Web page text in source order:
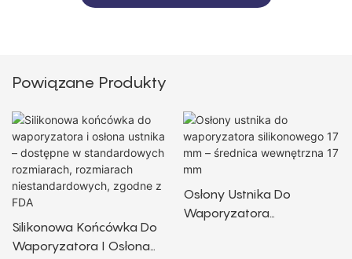
Powiązane Produkty
Silikonowa Końcówka Do
Waporyzatora I Osłona
Osłony Ustnika Do
Waporyzatora